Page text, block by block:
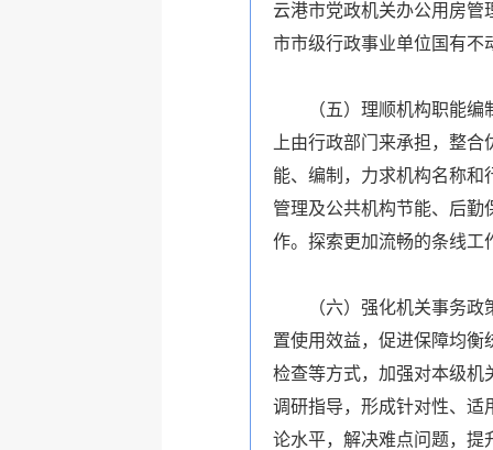
云港市党政机关办公用房管
市市级行政事业单位国有不
（五）理顺机构职能
上由行政部门来承担，整
能、编制，力求机构名称和
管理及公共机构节能、后勤
作。探索更加流畅的条线工
（六）强化机关事务
置使用效益，促进保障均衡
检查等方式，加强对本级机
调研指导，形成针对性、适
论水平，解决难点问题，提